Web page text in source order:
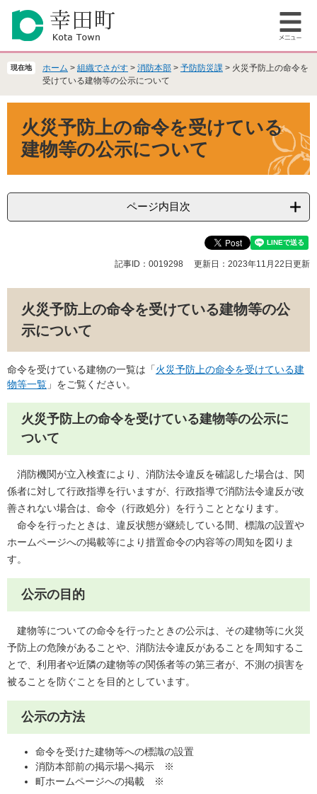
の
で
ー
ば
メ
ー
現在地 ホーム > 組織でさがす > 消防本部 > 予防防災課 > 火災予防上の命令を
受けている建物等の公示について
火災予防上の命令を受けている
建物等の公示について
ページ内目次
記事ID：0019298 更新日：2023年11月22日更新
火災予防上の命令を受けている建物等の公
示について
命令を受けている建物の一覧は「火災予防上の命令を受けている建
物等一覧 」をご覧ください。
火災予防上の命令を受けている建物等の公示に
ついて
消防機関が立入検査により、消防法令違反を確認した場合は、関
係者に対して行政指導を行いますが、行政指導で消防法令違反が改
善されない場合は、命令（行政処分）を行うこととなります。
命令を行ったときは、違反状態が継続している間、標識の設置や
ホームページへの掲載等により措置命令の内容等の周知を図りま
す。
公示の目的
建物等についての命令を行ったときの公示は、その建物等に火災
予防上の危険があることや、消防法令違反があることを周知するこ
とで、利用者や近隣の建物等の関係者等の第三者が、不測の損害を
被ることを防ぐことを目的としています。
公示の方法
命令を受けた建物等への標識の設置
消防本部前の掲示場へ掲示 ※
町ホームページへの掲載 ※